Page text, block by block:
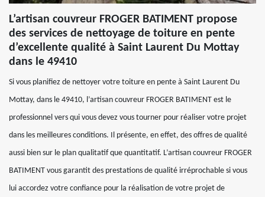
L’artisan couvreur FROGER BATIMENT propose
des services de nettoyage de toiture en pente
d’excellente qualité à Saint Laurent Du Mottay
dans le 49410
Si vous planifiez de nettoyer votre toiture en pente à Saint Laurent Du
Mottay, dans le 49410, l’artisan couvreur FROGER BATIMENT est le
professionnel vers qui vous devez vous tourner pour réaliser votre projet
dans les meilleures conditions. Il présente, en effet, des offres de qualité
aussi bien sur le plan qualitatif que quantitatif. L’artisan couvreur FROGER
BATIMENT vous garantit des prestations de qualité irréprochable si vous
lui accordez votre confiance pour la réalisation de votre projet de